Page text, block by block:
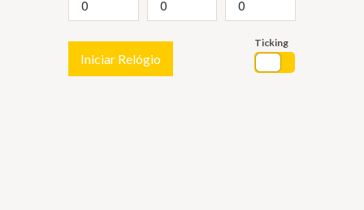
Iniciar Relógio
Ticking